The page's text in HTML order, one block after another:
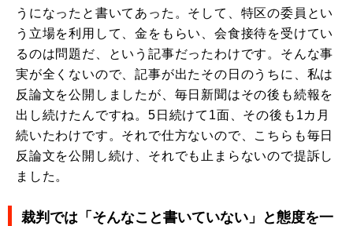
うになったと書いてあった。そして、特区の委員とい
う立場を利用して、金をもらい、会食接待を受けてい
るのは問題だ、という記事だったわけです。そんな事
実が全くないので、記事が出たその日のうちに、私は
反論文を公開しましたが、毎日新聞はその後も続報を
出し続けたんですね。5日続けて1面、その後も1カ月
続いたわけです。それで仕方ないので、こちらも毎日
反論文を公開し続け、それでも止まらないので提訴し
ました。
裁判では「そんなこと書いていない」と態度を一